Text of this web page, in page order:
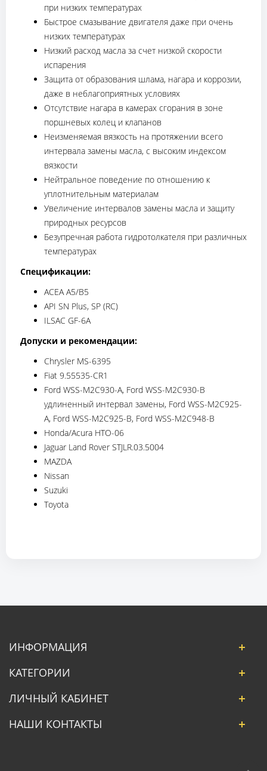
при низких температурах
Быстрое смазывание двигателя даже при очень
низких температурах
Низкий расход масла за счет низкой скорости
испарения
Защита от образования шлама, нагара и коррозии,
даже в неблагоприятных условиях
Отсутствие нагара в камерах сгорания в зоне
поршневых колец и клапанов
Неизменяемая вязкость на протяжении всего
интервала замены масла, с высоким индексом
вязкости
Нейтральное поведение по отношению к
уплотнительным материалам
Увеличение интервалов замены масла и защиту
природных ресурсов
Безупречная работа гидротолкателя при различных
температурах
Спецификации:
ACEA A5/B5
API SN Plus, SP (RC)
ILSAC GF-6A
Допуски и рекомендации:
Chrysler MS-6395
Fiat 9.55535-CR1
Ford WSS-M2C930-A, Ford WSS-M2C930-B
удлиненный интервал замены, Ford WSS-M2C925-
A, Ford WSS-M2C925-B, Ford WSS-M2C948-B
Honda/Acura HTO-06
Jaguar Land Rover STJLR.03.5004
MAZDA
Nissan
Suzuki
Toyota
ИНФОРМАЦИЯ
КАТЕГОРИИ
ЛИЧНЫЙ КАБИНЕТ
НАШИ КОНТАКТЫ